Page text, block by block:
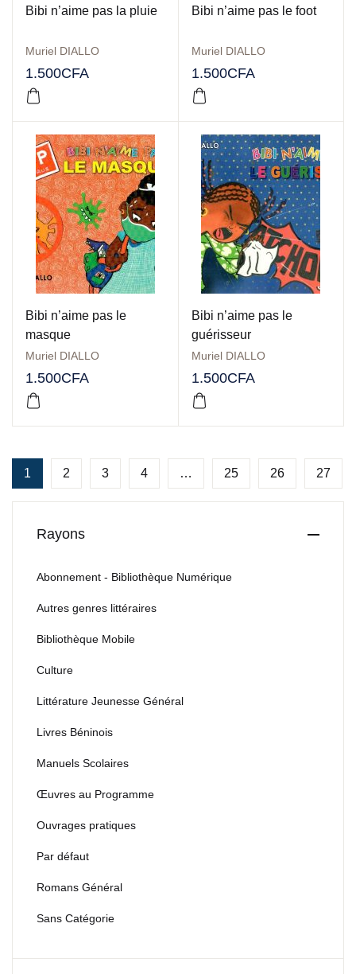
Bibi n’aime pas la pluie
Muriel DIALLO
1.500CFA
Bibi n’aime pas le foot
Muriel DIALLO
1.500CFA
Bibi n’aime pas le
masque
Muriel DIALLO
1.500CFA
Bibi n’aime pas le
guérisseur
Muriel DIALLO
1.500CFA
1 2 3 4 … 25 26 27
Rayons
Abonnement - Bibliothèque Numérique
Autres genres littéraires
Bibliothèque Mobile
Culture
Littérature Jeunesse Général
Livres Béninois
Manuels Scolaires
Œuvres au Programme
Ouvrages pratiques
Par défaut
Romans Général
Sans Catégorie